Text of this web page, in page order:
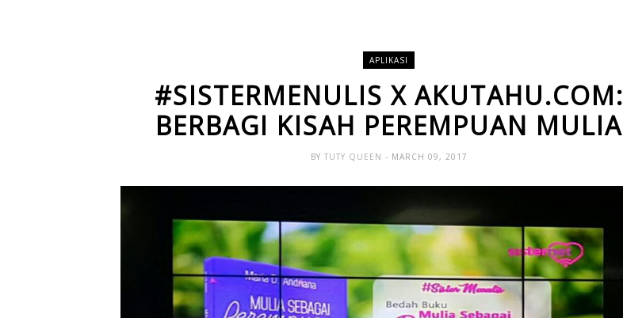
APLIKASI
#SISTERMENULIS X AKUTAHU.COM:
BERBAGI KISAH PEREMPUAN MULIA
BY TUTY QUEEN - MARCH 09, 2017